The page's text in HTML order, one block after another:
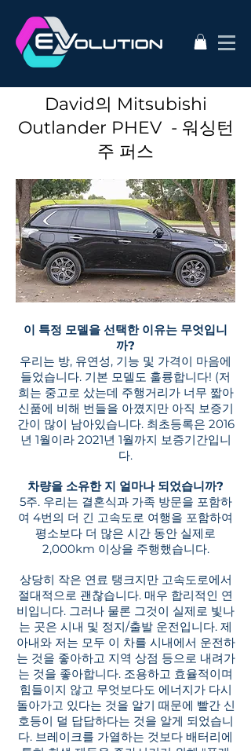
David의 Mitsubishi
Outlander PHEV - 워싱턴
주 퍼스
이 특정 모델을 선택한 이유는 무엇입니
까?
우리는 방, 유연성, 기능 및 가격이 마음에
들었습니다. 기본 모델도 훌륭합니다! (저
희는 중고로 샀는데 주행거리가 너무 짧아
신품에 비해 번들을 아꼈지만 아직 보증기
간이 많이 남아있습니다. 최초등록은 2016
년 1월이라 2021년 1월까지 보증기간입니
다.
차량을 소유한 지 얼마나 되었습니까?
5주. 우리는 결혼식과 가족 방문을 포함하
여 4번의 더 긴 고속도로 여행을 포함하여
평소보다 더 많은 시간 동안 실제로
2,000km 이상을 주행했습니다.
상당히 작은 연료 탱크지만 고속도로에서
절대적으로 괜찮습니다. 매우 합리적인 연
비입니다. 그러나 물론 그것이 실제로 빛나
는 곳은 시내 및 정지/출발 운전입니다. 제
아내와 저는 모두 이 차를 시내에서 운전하
는 것을 좋아하고 지역 상점 등으로 내려가
는 것을 좋아합니다. 조용하고 효율적이며
힘들이지 않고 무엇보다도 에너지가 다시
돌아가고 있다는 것을 알기 때문에 빨간 신
호등이 덜 답답하다는 것을 알게 되었습니
다. 브레이크를 가열하는 것보다 배터리에